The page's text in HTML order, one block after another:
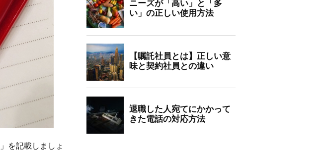
」を記載しましょ